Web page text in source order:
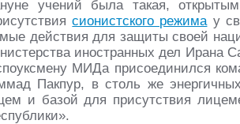
учений была такая,
сионистского режимау
действия для защиты своей
иностранных дел Ирана
МИДа присоединился
Пакпур, в столь же
и базой для присутствия